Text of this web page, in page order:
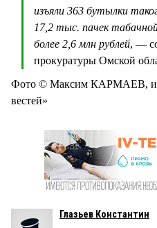
изъяли 363 бутылки
17,2 тыс. пачек
более 2,6 млн рублей, —
прокуратуры Омской
Фото © Максим КАРМАЕВ, из
вестей»
Глазьев Константин